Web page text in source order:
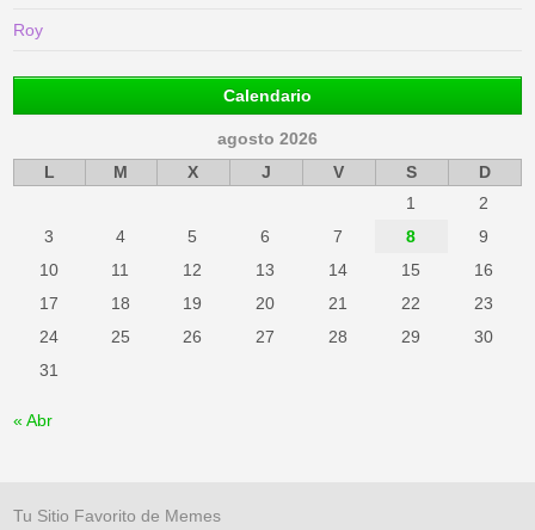
Roy
Calendario
agosto 2026
L
M X J V S
D
1
2
3
4 5 6 7 8
9
10
11 12 13 14 15
16
17
18 19 20 21 22
23
24
25 26 27 28 29
30
31
« Abr
Tu Sitio Favorito de Memes